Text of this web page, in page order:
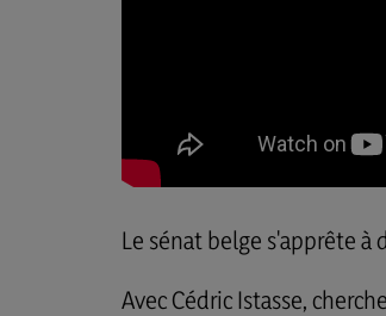
Le sénat belge s'apprête à
Avec Cédric Istasse,